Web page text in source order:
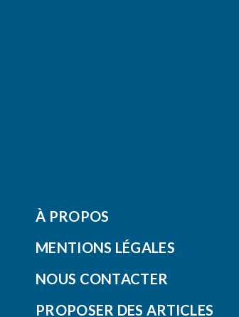
À PROPOS
MENTIONS LÉGALES
NOUS CONTACTER
PROPOSER DES ARTICLES